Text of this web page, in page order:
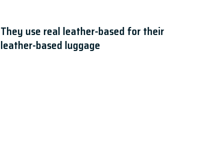
They use real leather-based for their
leather-based luggage